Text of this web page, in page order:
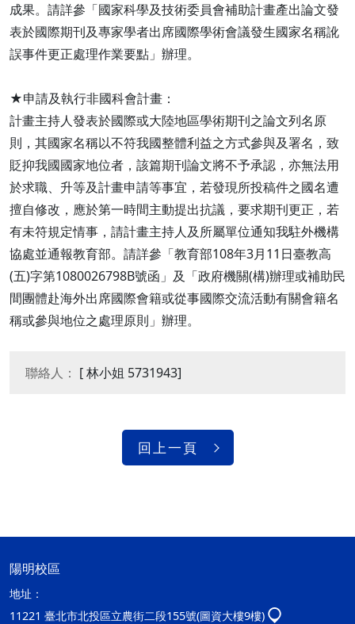
成果。請詳參「國家科學及技術委員會補助計畫產出論文發
表於國際期刊及專家學者出席國際學術會議發生國家名稱訛
誤事件更正處理作業要點」辦理。
★申請及執行非國科會計畫：
計畫主持人發表於國際或大陸地區學術期刊之論文列名原
則，其國家名稱以不符我國整體利益之方式參與及署名，致
貶抑我國國家地位者，該篇期刊論文將不予承認，亦無法用
於求職、升等及計畫申請等事宜，若發現所投稿件之國名遭
擅自修改，應於第一時間主動提出抗議，要求期刊更正，若
有未符規定情事，請計畫主持人及所屬單位通知我駐外機構
協處並通報教育部。請詳參「教育部108年3月11日臺教高
(五)字第1080026798B號函」及「政府機關(構)辦理或補助民
間團體赴海外出席國際會籍或從事國際交流活動有關會籍名
稱或參與地位之處理原則」辦理。
聯絡人： [ 林小姐 5731943]
回上一頁
陽明校區
地址：
11221 臺北市北投區立農街二段155號(圖資大樓9樓)